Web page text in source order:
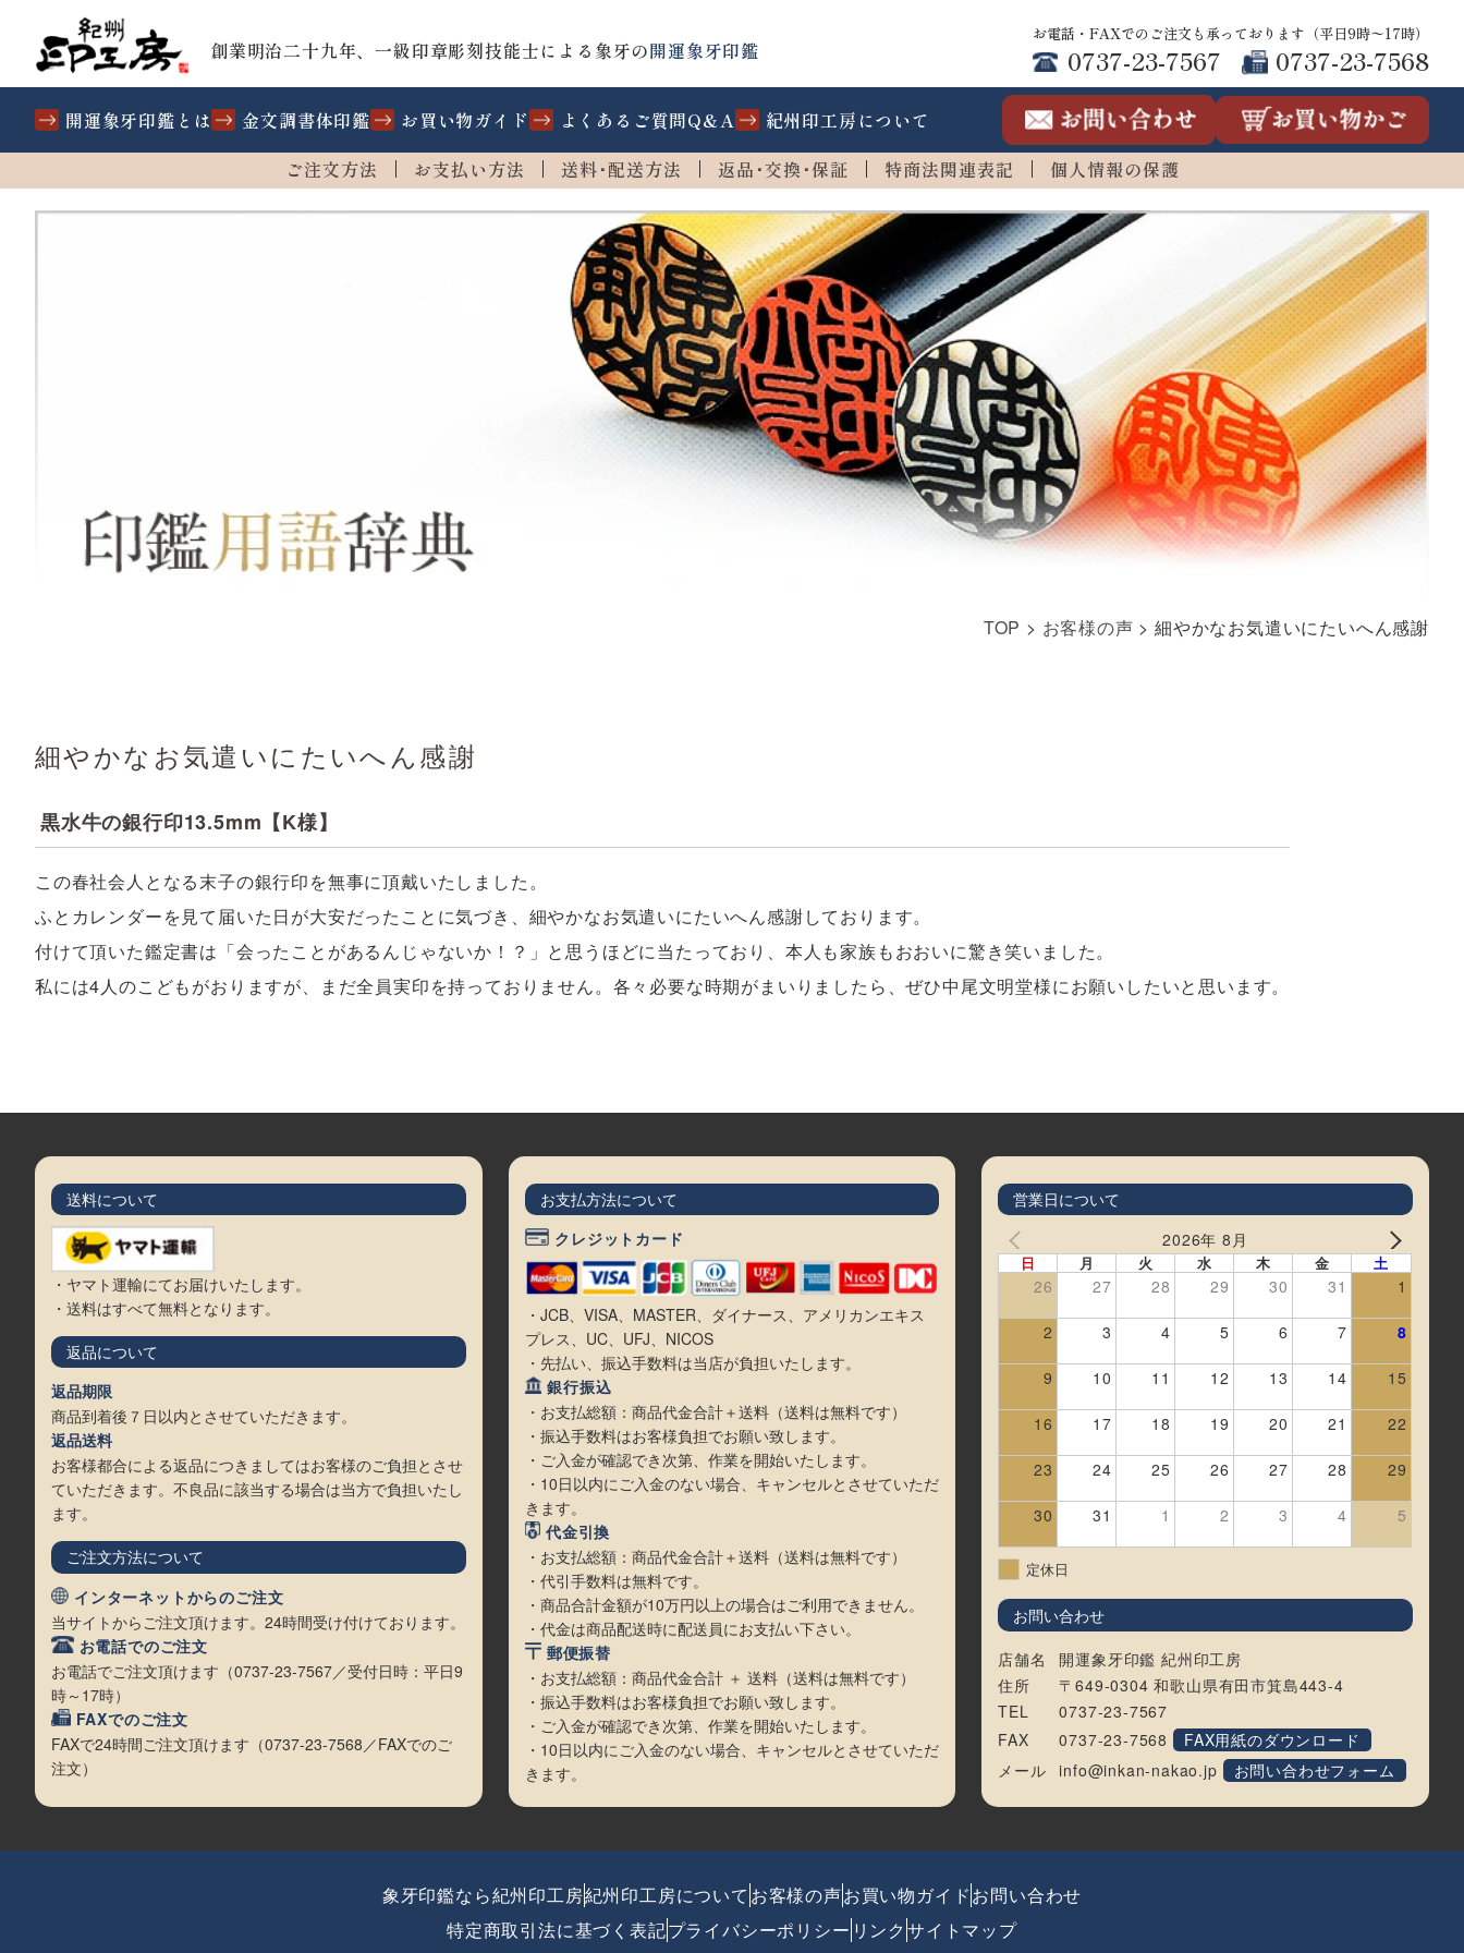
創業明治二十九年、一級印章彫刻技能士による象牙の開運象牙印鑑
お電話・FAXでのご注文も承っております（平日9時〜17時）
0737-23-7567 0737-23-7568
開運象牙印鑑とは 金文調書体印鑑 お買い物ガイド よくあるご質問Q&A
紀州印工房について
ご注文方法
お支払い方法 送料･配送方法 返品･交換･保証 特商法関連表記 個人情報の保護
TOP > お客様の声 > 細やかなお気遣いにたいへん感謝
細やかなお気遣いにたいへん感謝
黒水牛の銀行印13.5mm【K様】
この春社会人となる末子の銀行印を無事に頂戴いたしました。
ふとカレンダーを見て届いた日が大安だったことに気づき、細やかなお気遣いにたいへん感謝しております。
付けて頂いた鑑定書は「会ったことがあるんじゃないか！？」と思うほどに当たっており、本人も家族もおおいに驚き笑いました。
私には4人のこどもがおりますが、まだ全員実印を持っておりません。各々必要な時期がまいりましたら、ぜひ中尾文明堂様にお願いしたいと思います。
送料について
・ヤマト運輸にてお届けいたします。
・送料はすべて無料となります。
返品について
返品期限
商品到着後７日以内とさせていただきます。
返品送料
お客様都合による返品につきましてはお客様のご負担とさせ
ていただきます。不良品に該当する場合は当方で負担いたし
ます。
ご注文方法について
インターネットからのご注文
当サイトからご注文頂けます。24時間受け付けております。
お電話でのご注文
お電話でご注文頂けます（0737-23-7567／受付日時：平日9
時～17時）
FAXでのご注文
FAXで24時間ご注文頂けます（0737-23-7568／FAXでのご
注文）
お支払方法について
クレジットカード
・JCB、VISA、MASTER、ダイナース、アメリカンエキス
プレス、UC、UFJ、NICOS
・先払い、振込手数料は当店が負担いたします。
銀行振込
・お支払総額：商品代金合計＋送料（送料は無料です）
・振込手数料はお客様負担でお願い致します。
・ご入金が確認でき次第、作業を開始いたします。
・10日以内にご入金のない場合、キャンセルとさせていただ
きます。
代金引換
・お支払総額：商品代金合計＋送料（送料は無料です）
・代引手数料は無料です。
・商品合計金額が10万円以上の場合はご利用できません。
・代金は商品配送時に配送員にお支払い下さい。
郵便振替
・お支払総額：商品代金合計 ＋ 送料（送料は無料です）
・振込手数料はお客様負担でお願い致します。
・ご入金が確認でき次第、作業を開始いたします。
・10日以内にご入金のない場合、キャンセルとさせていただ
きます。
営業日について
2026年 8月
日 月 火 水 木 金 土
26 27 28 29 30 31 1
2 3 4 5 6 7 8
9 10 11 12 13 14 15
16 17 18 19 20 21 22
23 24 25 26 27 28 29
30 31 1 2 3 4 5
定休日
お問い合わせ
店舗名
開運象牙印鑑 紀州印工房
住所
〒649-0304 和歌山県有田市箕島443-4
TEL
0737-23-7567
FAX
0737-23-7568
FAX用紙のダウンロード
メール
info@inkan-nakao.jp お問い合わせフォーム
象牙印鑑なら紀州印工房紀州印工房について お客様の声お買い物ガイドお問い合わせ
特定商取引法に基づく表記プライバシーポリシー リンク サイトマップ